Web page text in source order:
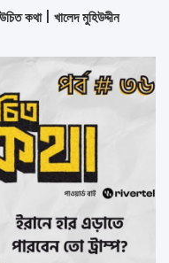
কথা | খালেদ মুহিউদ্দীন